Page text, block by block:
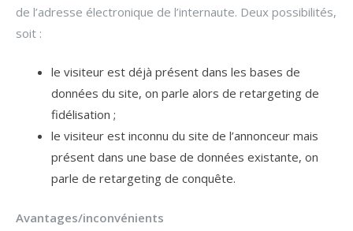
de l’adresse électronique de l’internaute. Deux possibilités,
soit :
le visiteur est déjà présent dans les bases de
données du site, on parle alors de retargeting de
fidélisation ;
le visiteur est inconnu du site de l’annonceur mais
présent dans une base de données existante, on
parle de retargeting de conquête.
Avantages/inconvénients